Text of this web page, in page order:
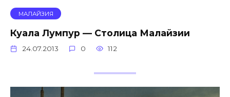
МАЛАЙЗИЯ
Куала Лумпур — Столица Малайзии
24.07.2013 0 112